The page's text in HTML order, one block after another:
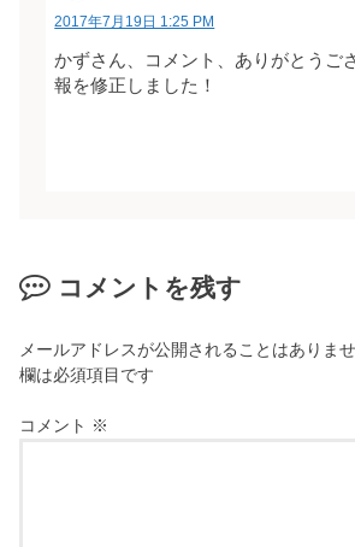
2017年7月19日 1:25 PM
かずさん、コメント、ありがとうご
報を修正しました！
コメントを残す
メールアドレスが公開されることはありませ
欄は必須項目です
コメント ※